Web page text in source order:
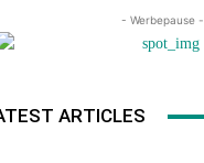
- Werbepause -
ARTICLES